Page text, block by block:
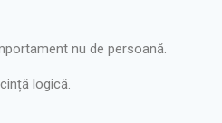
nu de persoană.
logică.